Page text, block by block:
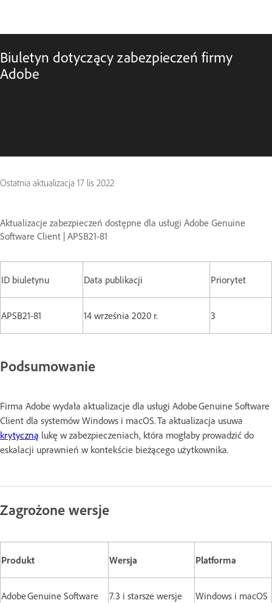
Biuletyn dotyczący zabezpieczeń firmy
Adobe
Ostatnia aktualizacja 17 lis 2022
Aktualizacje zabezpieczeń dostępne dla usługi Adobe Genuine
Software Client | APSB21-81
ID biuletynu Data publikacji Priorytet
APSB21-81 14 września 2020 r. 3
Podsumowanie
Firma Adobe wydała aktualizacje dla usługi Adobe Genuine Software
Client dla systemów Windows i macOS. Ta aktualizacja usuwa
krytyczną lukę w zabezpieczeniach, która mogłaby prowadzić do
eskalacji uprawnień w kontekście bieżącego użytkownika.
Zagrożone wersje
Produkt Wersja Platforma
Adobe Genuine Software
7.3 i starsze wersje Windows i macOS